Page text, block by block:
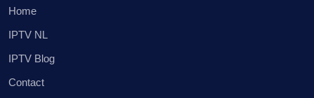
Home
IPTV NL
IPTV Blog
Contact